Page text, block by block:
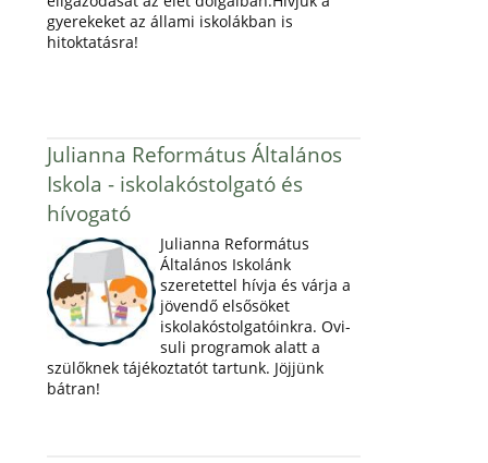
gyerekeket az állami iskolákban is
hitoktatásra!
Julianna Református Általános
Iskola - iskolakóstolgató és
hívogató
Julianna Református
Általános Iskolánk
szeretettel hívja és várja a
jövendő elsősöket
iskolakóstolgatóinkra. Ovi-
suli programok alatt a
szülőknek tájékoztatót tartunk. Jöjjünk
bátran!